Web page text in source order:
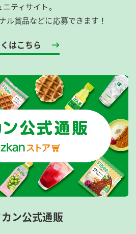
ニティサイト。
ル賞品などに応募できます！
はこちら
ン公式通販